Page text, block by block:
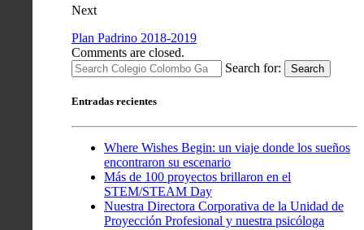
Next
Plan Padrino 2018-2019
Comments are closed.
Search for:
Search
Entradas recientes
Where Wishes Begin: un viaje donde los sueños
encontraron su escenario
Más de 100 proyectos brillaron en el
STEM/STEAM Day
Nuestra Directora Corporativa de la Unidad de
Proyección Profesional y nuestra psicóloga